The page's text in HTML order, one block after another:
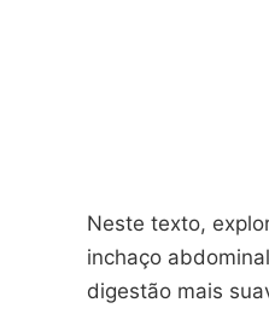
Neste texto,
inchaço
digestão mais